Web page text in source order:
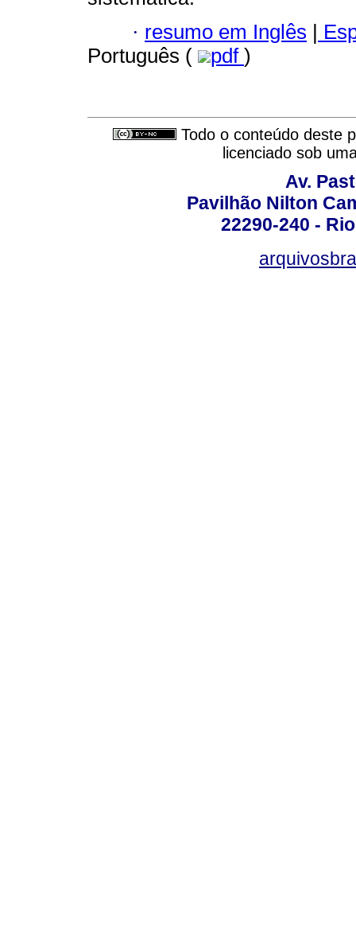
· resumo em Inglês |
Português (
pdf )
Todo o conteúdo deste
licenciado sob
Av.
Pavilhão Nilton
22290-240 -